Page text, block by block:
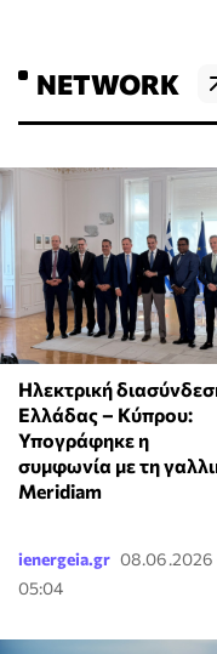
NETWORK
Ηλεκτρική
Ελλάδας – Κύπρου:
Υπογράφηκε η
συμφωνία με τη
Meridiam
ienergeia.gr 08.06.2026
05:04